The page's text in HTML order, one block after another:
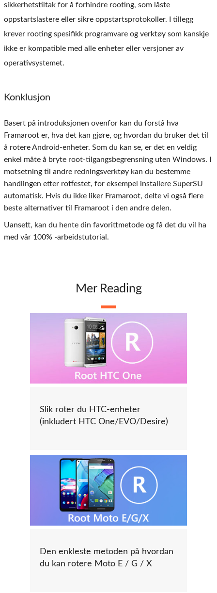
sikkerhetstiltak for å forhindre rooting, som låste
oppstartslastere eller sikre oppstartsprotokoller. I tillegg
krever rooting spesifikk programvare og verktøy som kanskje
ikke er kompatible med alle enheter eller versjoner av
operativsystemet.
Konklusjon
Basert på introduksjonen ovenfor kan du forstå hva
Framaroot er, hva det kan gjøre, og hvordan du bruker det til
å rotere Android-enheter. Som du kan se, er det en veldig
enkel måte å bryte root-tilgangsbegrensning uten Windows. I
motsetning til andre redningsverktøy kan du bestemme
handlingen etter rotfestet, for eksempel installere SuperSU
automatisk. Hvis du ikke liker Framaroot, delte vi også flere
beste alternativer til Framaroot i den andre delen.
Uansett, kan du hente din favorittmetode og få det du vil ha
med vår 100% -arbeidstutorial.
Mer Reading
Slik roter du HTC-enheter
(inkludert HTC One/EVO/Desire)
Den enkleste metoden på hvordan
du kan rotere Moto E / G / X